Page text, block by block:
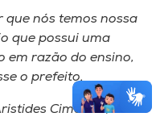
que nós temos nossa
que possui uma
em razão do ensino,
o prefeito.
Cimadon,